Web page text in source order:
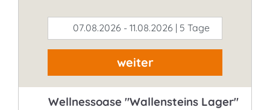
07.08.2026 - 11.08.2026 | 5 Tage
weiter
Wellnessoase "Wallensteins Lager"